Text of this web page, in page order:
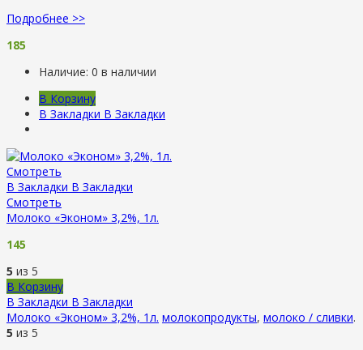
Подробнее >>
185
Наличие: 0 в наличии
В Корзину
В Закладки В Закладки
Смотреть
В Закладки В Закладки
Смотреть
Молоко «Эконом» 3,2%, 1л.
145
5 из 5
В Корзину
В Закладки В Закладки
Молоко «Эконом» 3,2%, 1л. молокопродукты, молоко / сливки.
5 из 5